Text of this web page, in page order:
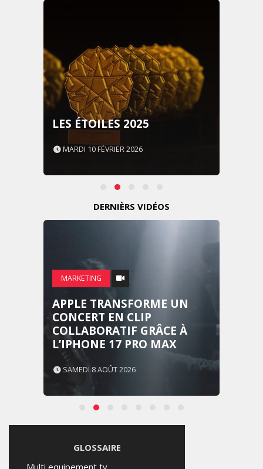
LES IMPÉRIALES WEEK 2026
SOUS THÈME "DABA OR
NEVER"
MARDI 27 JANVIER 2026
DERNIÈRS VIDÉOS
MARKETING
WEDGEWOOD WEDDINGS
MISE SUR UNE CAMPAGNE
NATIONALE POUR
RÉINVENTER L’EXPÉRIENCE
DU MARIAGE
JEUDI 6 AOÛT 2026
GLOSSAIRE
Multi equipement tv